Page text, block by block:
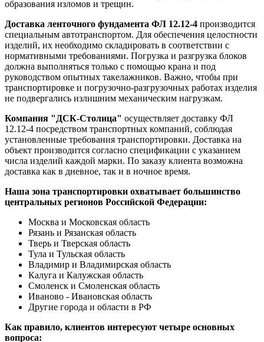
образования изломов и трещин.
Доставка ленточного фундамента ФЛ 12.12-4 производится
специальным автотранспортом. Для обеспечения целостности
изделий, их необходимо складировать в соответствии с
нормативными требованиями. Погрузка и разгрузка блоков
должна выполняться только с помощью крана и под
руководством опытных такелажников. Важно, чтобы при
транспортировке и погрузочно-разгрузочных работах изделия
не подвергались излишним механическим нагрузкам.
Компания "ДСК-Столица" осуществляет доставку ФЛ
12.12-4 посредством транспортных компаний, соблюдая
установленные требования транспортировки. Доставка на
объект производится согласно спецификации с указанием
числа изделий каждой марки. По заказу клиента возможна
доставка как в дневное, так и в ночное время.
Наша зона транспортировки охватывает большинство
центральных регионов Российской Федерации:
Москва и Московская область
Рязань и Рязанская область
Тверь и Тверская область
Тула и Тульская область
Владимир и Владимирская область
Калуга и Калужская область
Смоленск и Смоленская область
Иваново - Ивановская область
Другие города и области в РФ
Как правило, клиентов интересуют четыре основных
вопроса: